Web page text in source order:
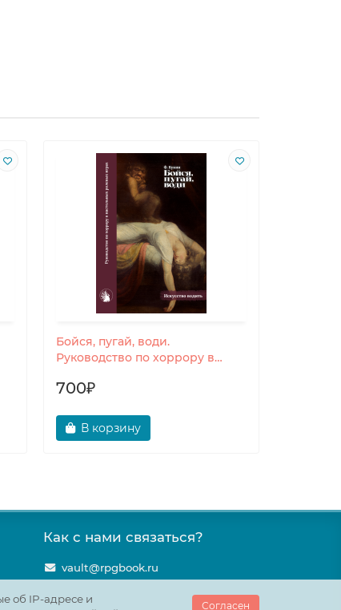
Бойся, пугай, води.
Руководство по хоррору в
700₽
В корзину
об IP-адресе и
Согласен
Как с нами связаться?
vault@rpgbook.ru